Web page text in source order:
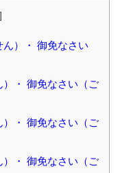
）・ 御免なさい
・ 御免なさい（ご
・ 御免なさい（ご
・ 御免なさい（ご